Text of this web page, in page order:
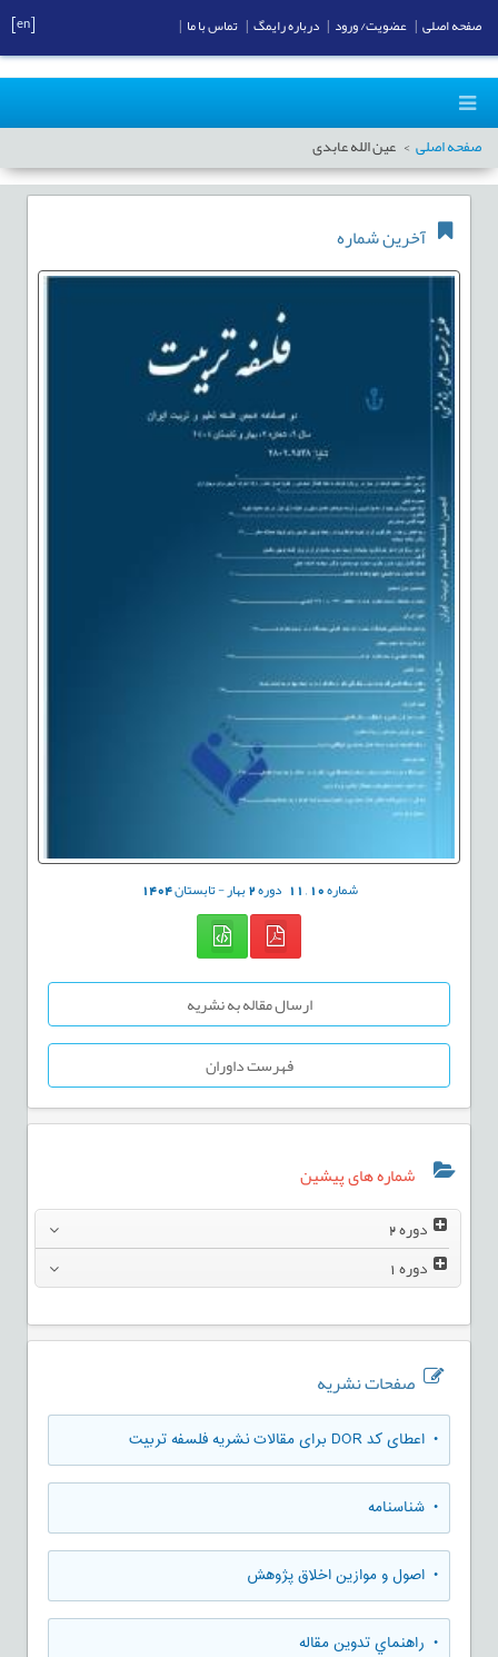
صفحه اصلی عین الله عابدی
آخرین شماره
شماره10
,
11 دوره2بهار - تابستان1404
ارسال مقاله به نشریه
فهرست داوران
شماره های پیشین
دوره2
دوره1
صفحات نشریه
• اعطای کد DOR برای مقالات نشریه فلسفه تربیت
• شناسنامه
• اصول و موازین اخلاق پژوهش
• راهنماي تدوين مقاله
صفحه اصلی عضویت/ ورود درباره رایمگ تماس با ما